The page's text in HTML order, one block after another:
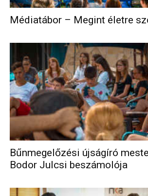
Médiatábor – Megint életre
Bűnmegelőzési újságíró
Bodor Julcsi beszámolója